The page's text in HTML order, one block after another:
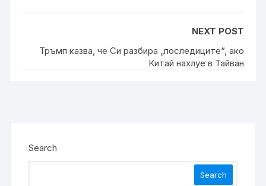
NEXT POST
Тръмп казва, че Си разбира „последиците“, ако
Китай нахлуе в Тайван
Search
Search